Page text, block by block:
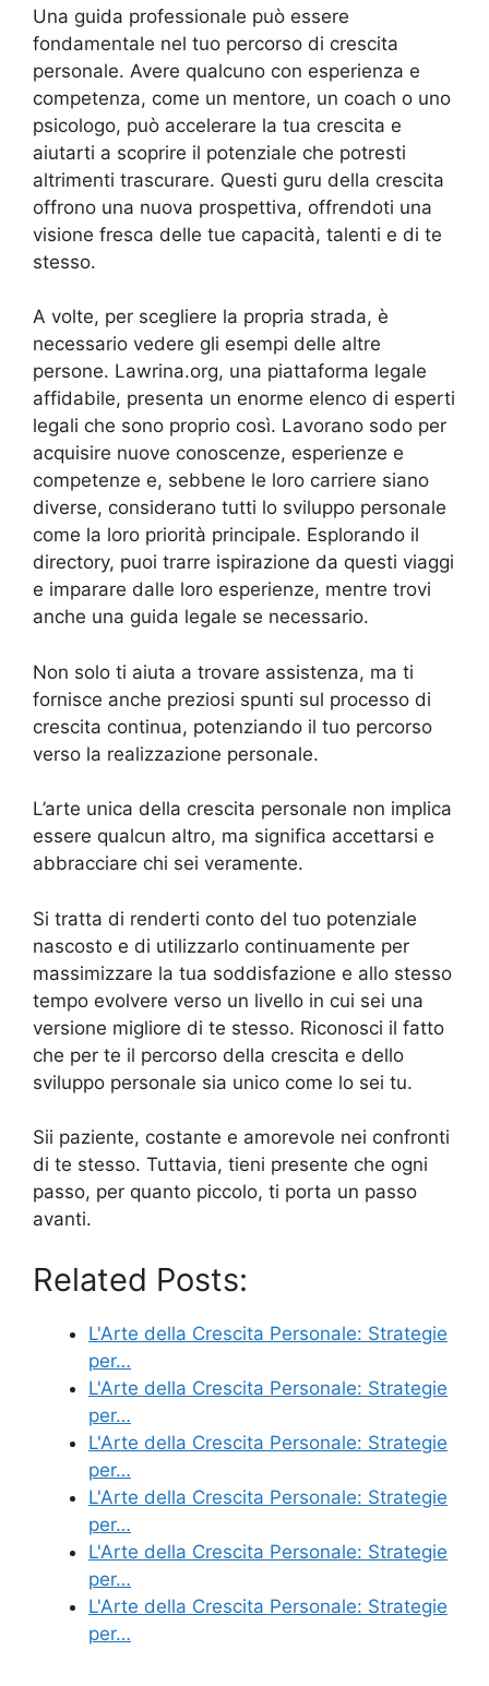
Una guida professionale può essere
fondamentale nel tuo percorso di crescita
personale. Avere qualcuno con esperienza e
competenza, come un mentore, un coach o uno
psicologo, può accelerare la tua crescita e
aiutarti a scoprire il potenziale che potresti
altrimenti trascurare. Questi guru della crescita
offrono una nuova prospettiva, offrendoti una
visione fresca delle tue capacità, talenti e di te
stesso.
A volte, per scegliere la propria strada, è
necessario vedere gli esempi delle altre
persone. Lawrina.org, una piattaforma legale
affidabile, presenta un enorme elenco di esperti
legali che sono proprio così. Lavorano sodo per
acquisire nuove conoscenze, esperienze e
competenze e, sebbene le loro carriere siano
diverse, considerano tutti lo sviluppo personale
come la loro priorità principale. Esplorando il
directory, puoi trarre ispirazione da questi viaggi
e imparare dalle loro esperienze, mentre trovi
anche una guida legale se necessario.
Non solo ti aiuta a trovare assistenza, ma ti
fornisce anche preziosi spunti sul processo di
crescita continua, potenziando il tuo percorso
verso la realizzazione personale.
L’arte unica della crescita personale non implica
essere qualcun altro, ma significa accettarsi e
abbracciare chi sei veramente.
Si tratta di renderti conto del tuo potenziale
nascosto e di utilizzarlo continuamente per
massimizzare la tua soddisfazione e allo stesso
tempo evolvere verso un livello in cui sei una
versione migliore di te stesso. Riconosci il fatto
che per te il percorso della crescita e dello
sviluppo personale sia unico come lo sei tu.
Sii paziente, costante e amorevole nei confronti
di te stesso. Tuttavia, tieni presente che ogni
passo, per quanto piccolo, ti porta un passo
avanti.
Related Posts:
L'Arte della Crescita Personale: Strategie
per…
L'Arte della Crescita Personale: Strategie
per…
L'Arte della Crescita Personale: Strategie
per…
L'Arte della Crescita Personale: Strategie
per…
L'Arte della Crescita Personale: Strategie
per…
L'Arte della Crescita Personale: Strategie
per…